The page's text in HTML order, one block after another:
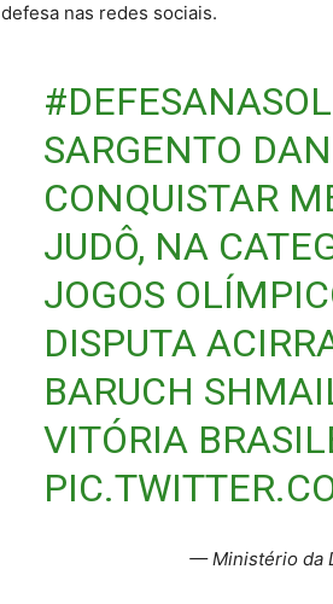
defesa nas redes sociais.
SARGENTO
CONQUISTAR
JUDÔ, NA
JOGOS
DISPUTA
BARUCH
VITÓRIA
— Ministério da